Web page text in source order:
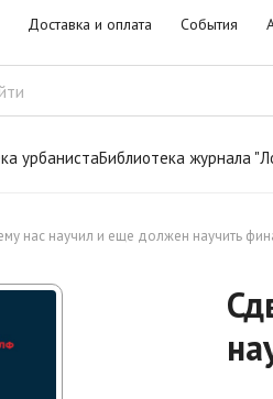
Доставка и оплата События
урбанистаБиблиотека журнала
нас научил и еще должен научить